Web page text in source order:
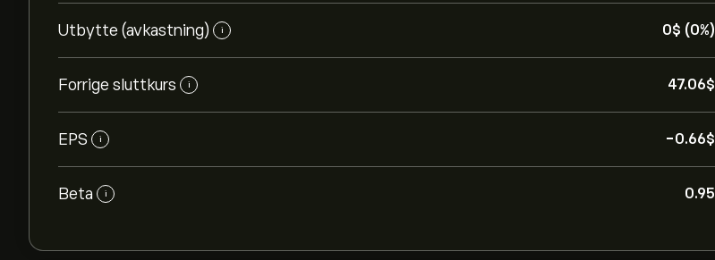
Utbytte (avkastning) i 0‎$‎ (0%)
Forrige sluttkurs i 47.06‎$‎
EPS i -0.66‎$‎
Beta i 0.95